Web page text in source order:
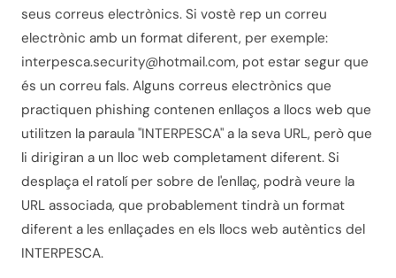
seus correus electrònics. Si vostè rep un correu
electrònic amb un format diferent, per exemple:
interpesca.security@hotmail.com, pot estar segur que
és un correu fals. Alguns correus electrònics que
practiquen phishing contenen enllaços a llocs web que
utilitzen la paraula "INTERPESCA" a la seva URL, però que
li dirigiran a un lloc web completament diferent. Si
desplaça el ratolí per sobre de l'enllaç, podrà veure la
URL associada, que probablement tindrà un format
diferent a les enllaçades en els llocs web autèntics del
INTERPESCA.